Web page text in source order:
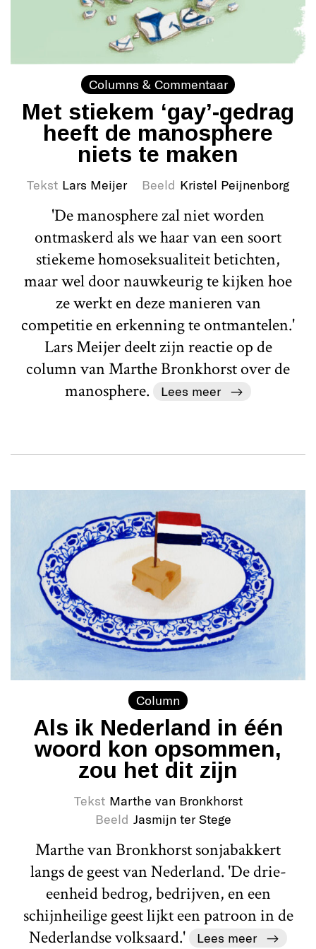
Columns & Commentaar
Met stiekem ‘gay’-gedrag
heeft de manosphere
niets te maken
Tekst Lars Meijer Beeld Kristel Peijnenborg
'De manosphere zal niet worden
ontmaskerd als we haar van een soort
stiekeme homoseksualiteit betichten,
maar wel door nauwkeurig te kijken hoe
ze werkt en deze manieren van
competitie en erkenning te ontmantelen.'
Lars Meijer deelt zijn reactie op de
column van Marthe Bronkhorst over de
manosphere.
Lees meer
Column
Als ik Nederland in één
woord kon opsommen,
zou het dit zijn
Tekst Marthe van Bronkhorst
Beeld Jasmijn ter Stege
Marthe van Bronkhorst sonjabakkert
langs de geest van Nederland. 'De drie-
eenheid bedrog, bedrijven, en een
schijnheilige geest lijkt een patroon in de
Nederlandse volksaard.'
Lees meer